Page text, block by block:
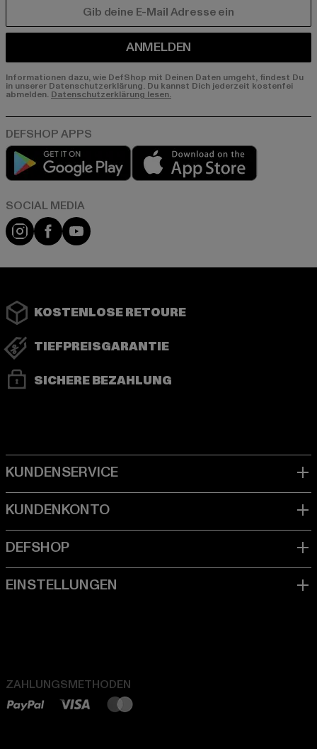
ANMELDEN
Informationen dazu, wie DefShop mit Deinen Daten umgeht, findest Du
in unserer Datenschutzerklärung. Du kannst Dich jederzeit kostenfei
abmelden. Datenschutzerklärung lesen.
Play market
Instagram
FacebookYouTube
KOSTENLOSE RETOURE
TIEFPREISGARANTIE
SICHERE BEZAHLUNG
ZAHLUNGSMETHODEN